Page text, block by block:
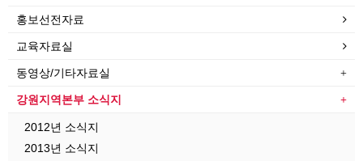
홍보선전자료
교육자료실
동영상/기타자료실
강원지역본부 소식지
2012년 소식지
2013년 소식지